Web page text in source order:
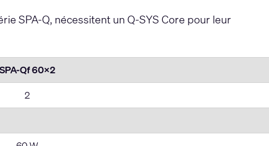
SPA-Q, nécessitent un Q-SYS Core pour leur
Qf 60x2
2